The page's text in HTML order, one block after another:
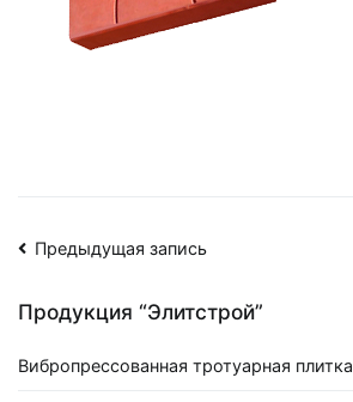
Навигация
по
записям
Предыдущая запись
Продукция “Элитстрой”
Вибропрессованная тротуарная плитка